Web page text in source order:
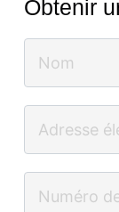
Obtenir